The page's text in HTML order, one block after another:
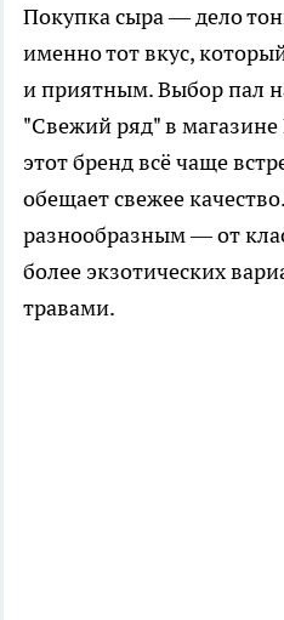
Покупка сыра — дело
именно тот вкус,
и приятным. Выбор пал
"Свежий ряд" в магазине
этот бренд всё чаще
обещает свежее
разнообразным — от
более экзотических
травами.